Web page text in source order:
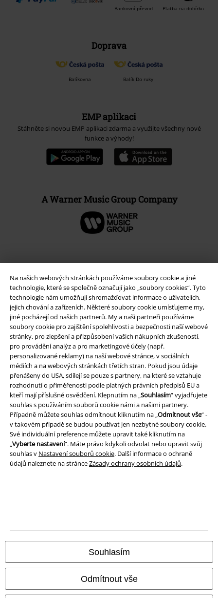
Na našich webových stránkách používáme soubory cookie a jiné
technologie, které se společně označují jako „soubory cookies“. Tyto
technologie nám umožňují shromažďovat informace o uživatelích,
jejich chování a zařízeních. Některé soubory cookie umísťujeme my,
jiné pocházejí od našich partnerů. My a naši partneři používáme
soubory cookie pro zajištění spolehlivosti a bezpečnosti naší webové
stránky, pro zlepšení a přizpůsobení vašich nákupních zkušeností,
pro provádění analýz a pro marketingové účely (např.
personalizované reklamy) na naší webové stránce, v sociálních
médiích a na webových stránkách třetích stran. Pokud jsou údaje
přenášeny do USA, sdílejí se pouze s partnery, na které se vztahuje
rozhodnutí o přiměřenosti podle platných právních předpisů EU a
kteří mají příslušné osvědčení. Klepnutím na „Souhlasím“ vyjadřujete
souhlas s používáním souborů cookie námi a našimi partnery.
Případně můžete souhlas odmítnout kliknutím na „Odmítnout vše“ -
v takovém případě se budou používat jen nezbytné soubory cookie.
Své individuální preference můžete upravit také kliknutím na
„Vyberte nastavení“. Máte právo kdykoli odvolat nebo upravit svůj
souhlas v Nastavení souborů cookie. Další informace o ochraně
údajů naleznete na stránceZásady ochrany osobních údajů.
Souhlasím
Odmítnout vše
Bankovní převod Platba na dobírku
Doprava
Balíkovna Balík Do ruky
EMP aplikaci
Stáhněte si novou EMP aplikaci zdarma a využijte všechny nové
funkce a výhody!
A Warner Music Group Company
Právní informace
Podmínky
Prohlášení
Ochrana osobních údajů
Likvidace odpadu a ochrana životního prostředí
Prohlášení o shodě
Informace o přístupnosti
Všechny ceny jsou včetně DPH, bezpoštovného a balného